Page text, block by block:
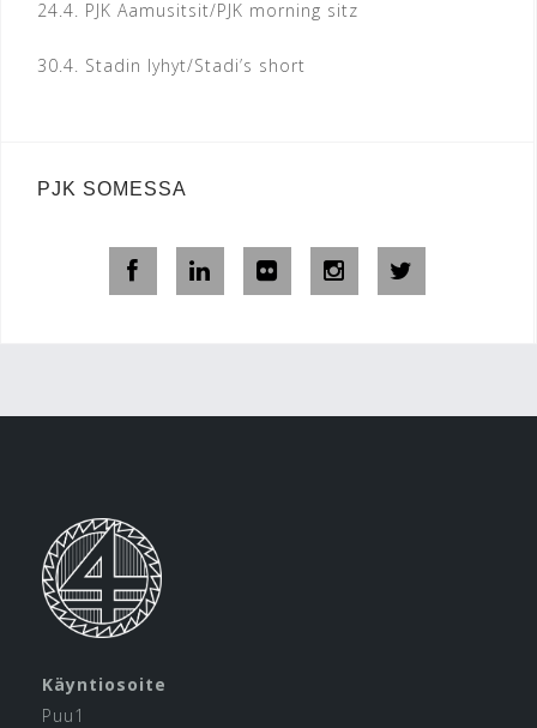
24.4. PJK Aamusitsit/PJK morning sitz
30.4. Stadin lyhyt/Stadi’s short
PJK SOMESSA
Käyntiosoite
Puu1